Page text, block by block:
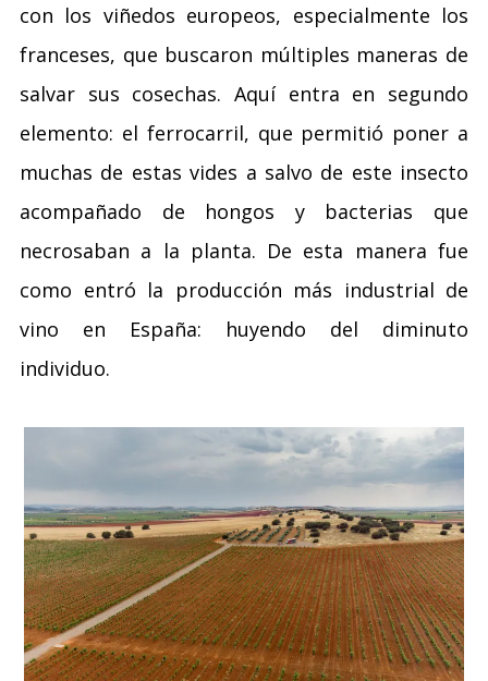
con los viñedos europeos, especialmente los
franceses, que buscaron múltiples maneras de
salvar sus cosechas. Aquí entra en segundo
elemento: el ferrocarril, que permitió poner a
muchas de estas vides a salvo de este insecto
acompañado de hongos y bacterias que
necrosaban a la planta. De esta manera fue
como entró la producción más industrial de
vino en España: huyendo del diminuto
individuo.